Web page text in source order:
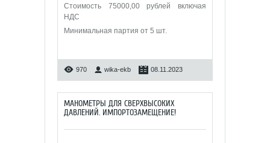
Стоимость 75000,00 рублей включая
НДС
Минимальная партия от 5 шт.
970 wika-ekb 08.11.2023
МАНОМЕТРЫ ДЛЯ СВЕРХВЫСОКИХ
ДАВЛЕНИЙ. ИМПОРТОЗАМЕЩЕНИЕ!